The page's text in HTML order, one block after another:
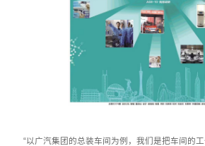
“以广汽集团的总装车间为例，我们是把车间的